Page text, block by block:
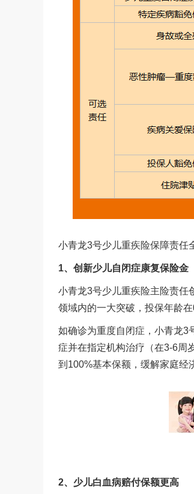
小青龙3号少儿重疾险保障责任
1、创新少儿自闭症康复保险金
小青龙3号少儿重疾险主险责任
领域内的一大突破，投保年龄在
如确诊为重度自闭症，小青龙3
症并在指定机构治疗（在3-6周
到 100%基本保额，缓解家庭经
2、少儿白血病赔付保额更高